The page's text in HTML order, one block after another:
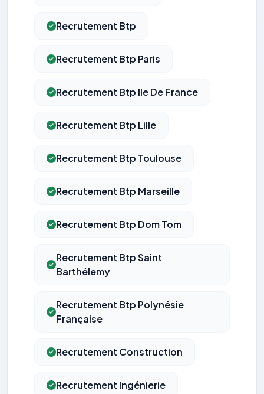
Recrutement Btp
Recrutement Btp Paris
Recrutement Btp Ile De France
Recrutement Btp Lille
Recrutement Btp Toulouse
Recrutement Btp Marseille
Recrutement Btp Dom Tom
Recrutement Btp Saint
Barthélemy
Recrutement Btp Polynésie
Française
Recrutement Construction
Recrutement Ingénierie